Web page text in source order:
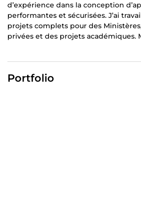
d’expérience dans la conception
performantes et sécurisées. J’ai
projets complets pour des
privées et des projets académiques.
l’automatisation de vos applications
Portfolio